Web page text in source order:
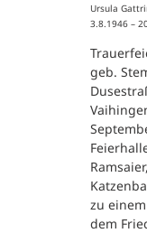
Ursula
3.8.1946 –
geb.
zu
dem